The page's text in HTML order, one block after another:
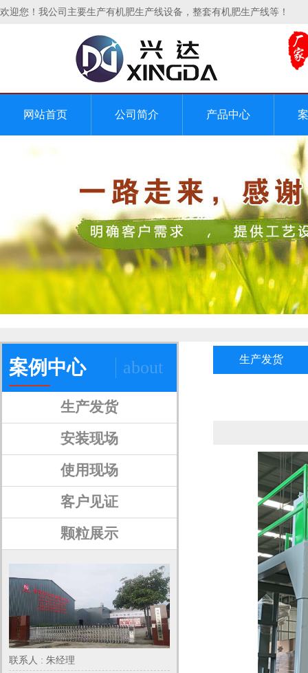
欢迎您！我公司主要生产有机肥生产线设备，整套有机肥生产线等！
网站首页 公司简介 产品中心
about
案例中心
生产发货
安装现场
使用现场
客户见证
颗粒展示
联系人 : 朱经理
生产发货